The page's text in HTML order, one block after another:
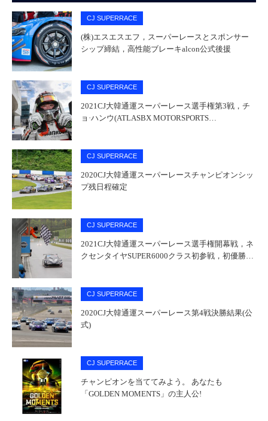
CJ SUPERRACE
(株)エスエスエフ，スーパーレースとスポンサー
シップ締結，高性能ブレーキalcon公式後援
CJ SUPERRACE
2021CJ大韓通運スーパーレース選手権第3戦，チ
ョ·ハンウ(ATLASBX MOTORSPORTS…
CJ SUPERRACE
2020CJ大韓通運スーパーレースチャンピオンシッ
プ残日程確定
CJ SUPERRACE
2021CJ大韓通運スーパーレース選手権開幕戦，ネ
クセンタイヤSUPER6000クラス初参戦，初優勝…
CJ SUPERRACE
2020CJ大韓通運スーパーレース第4戦決勝結果(公
式)
CJ SUPERRACE
チャンピオンを当ててみよう。 あなたも
「GOLDEN MOMENTS」の主人公!